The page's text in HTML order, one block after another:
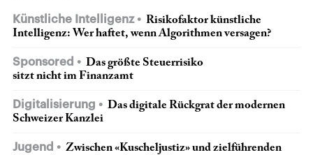
Künstliche Intelligenz
Risikofaktor künstliche
Intelligenz: Wer haftet, wenn Algorithmen versagen?
Sponsored
Das größte Steuerrisiko
sitzt nicht im Finanzamt
Digitalisierung
Das digitale Rückgrat der modernen
Schweizer Kanzlei
Jugend
Zwischen «Kuscheljustiz» und zielführenden